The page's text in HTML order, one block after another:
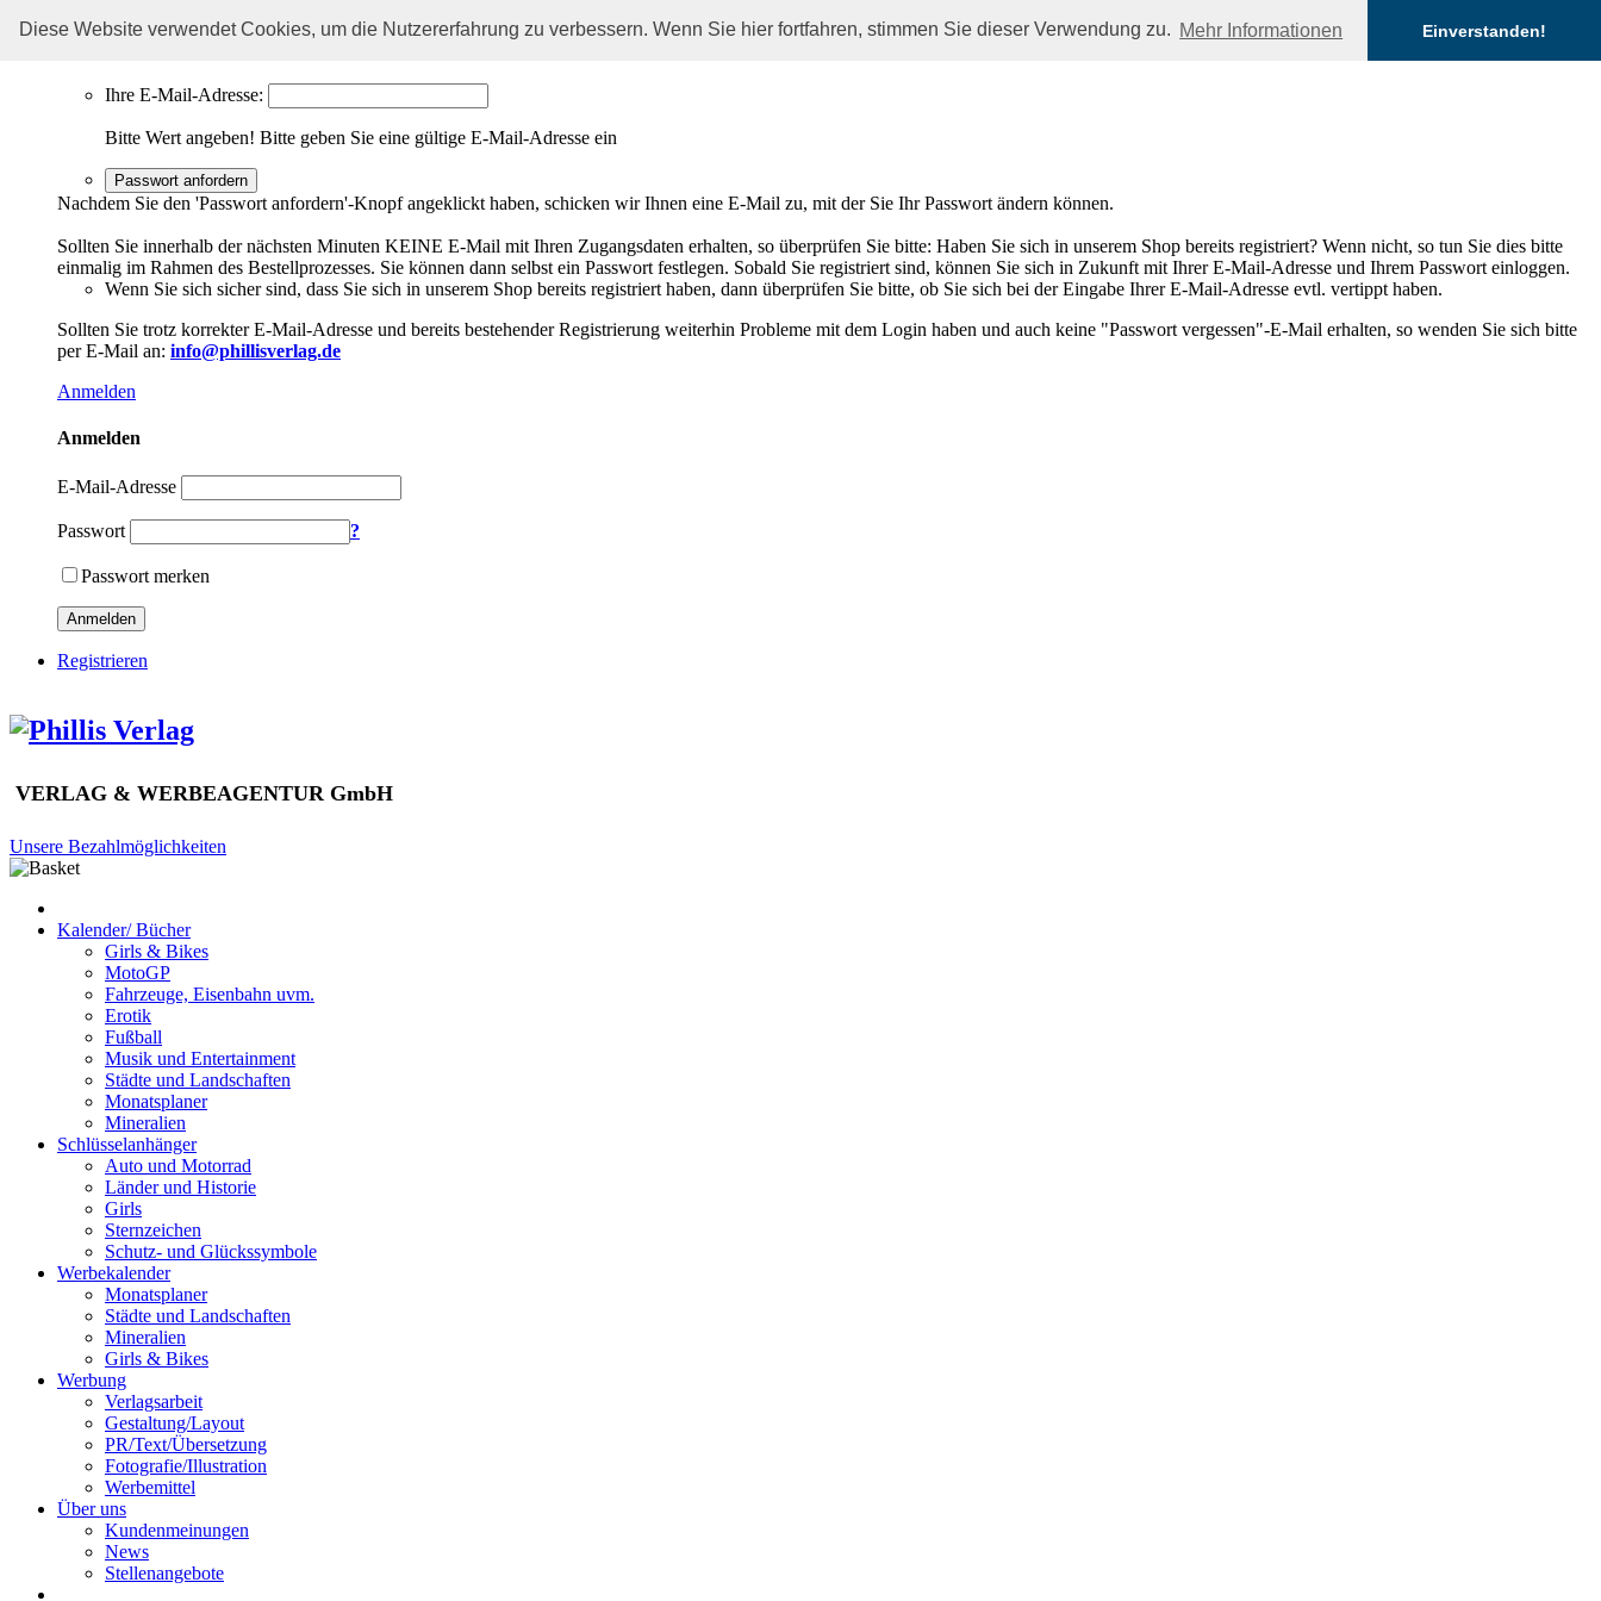
Diese Website verwendet Cookies, um die Nutzererfahrung zu verbessern. Wenn Sie hier fortfahren, stimmen Sie dieser Verwendung zu. Mehr Informationen Einverstanden!
Sie haben Ihr Passwort vergessen?
Ihre E-Mail-Adresse:
Bitte Wert angeben! Bitte geben Sie eine gültige E-Mail-Adresse ein
Passwort anfordern
Nachdem Sie den 'Passwort anfordern'-Knopf angeklickt haben, schicken wir Ihnen eine E-Mail zu, mit der Sie Ihr Passwort ändern können.
Sollten Sie innerhalb der nächsten Minuten KEINE E-Mail mit Ihren Zugangsdaten erhalten, so überprüfen Sie bitte: Haben Sie sich in unserem Shop bereits registriert? Wenn nicht, so tun Sie dies bitte
einmalig im Rahmen des Bestellprozesses. Sie können dann selbst ein Passwort festlegen. Sobald Sie registriert sind, können Sie sich in Zukunft mit Ihrer E-Mail-Adresse und Ihrem Passwort einloggen.
Wenn Sie sich sicher sind, dass Sie sich in unserem Shop bereits registriert haben, dann überprüfen Sie bitte, ob Sie sich bei der Eingabe Ihrer E-Mail-Adresse evtl. vertippt haben.
Sollten Sie trotz korrekter E-Mail-Adresse und bereits bestehender Registrierung weiterhin Probleme mit dem Login haben und auch keine "Passwort vergessen"-E-Mail erhalten, so wenden Sie sich bitte
per E-Mail an: info@phillisverlag.de
Anmelden
Anmelden
E-Mail-Adresse
Passwort ?
Passwort merken
Anmelden
Registrieren
VERLAG & WERBEAGENTUR GmbH
Unsere Bezahlmöglichkeiten
Kalender/ Bücher
Girls & Bikes
MotoGP
Fahrzeuge, Eisenbahn uvm.
Erotik
Fußball
Musik und Entertainment
Städte und Landschaften
Monatsplaner
Mineralien
Schlüsselanhänger
Auto und Motorrad
Länder und Historie
Girls
Sternzeichen
Schutz- und Glückssymbole
Werbekalender
Monatsplaner
Städte und Landschaften
Mineralien
Girls & Bikes
Werbung
Verlagsarbeit
Gestaltung/Layout
PR/Text/Übersetzung
Fotografie/Illustration
Werbemittel
Über uns
Kundenmeinungen
News
Stellenangebote